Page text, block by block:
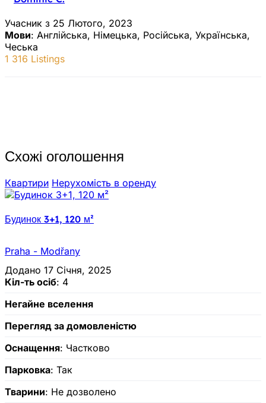
Учасник з 25 Лютого, 2023
Мови: Англійська, Німецька, Російська, Українська,
Чеська
1 316 Listings
Схожі оголошення
Квартири Нерухомiсть в оренду
Будинок 3+1, 120 м²
Praha - Modřany
Додано 17 Січня, 2025
Кіл-ть осіб: 4
Негайне вселення
Перегляд за домовленістю
Оснащення: Частково
Парковка: Так
Тварини: Не дозволено